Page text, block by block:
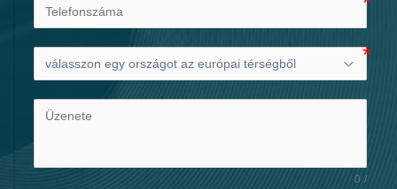
0 /